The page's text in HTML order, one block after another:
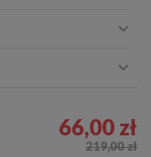
66,00 zł
219,00 zł